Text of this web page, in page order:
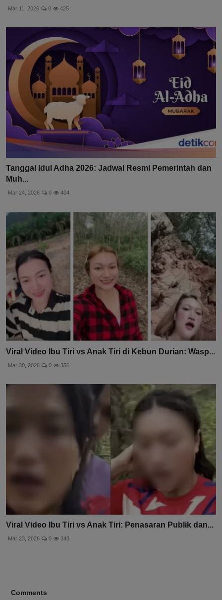
Mar 11, 2026 0 425
Tanggal Idul Adha 2026: Jadwal Resmi Pemerintah dan
Muh...
Mar 24, 2026 0 404
Viral Video Ibu Tiri vs Anak Tiri di Kebun Durian: Wasp...
Mar 30, 2026 0 356
Viral Video Ibu Tiri vs Anak Tiri: Penasaran Publik dan...
Mar 23, 2026 0 348
Comments